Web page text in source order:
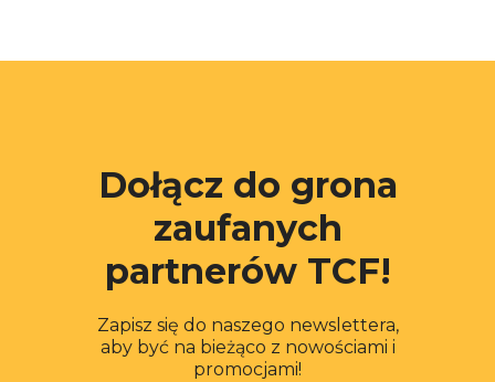
Dołącz do grona
zaufanych
partnerów TCF!
Zapisz się do naszego newslettera,
aby być na bieżąco z nowościami i
promocjami!